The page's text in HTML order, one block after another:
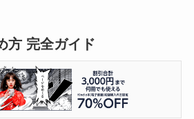
結
方 完全ガイド